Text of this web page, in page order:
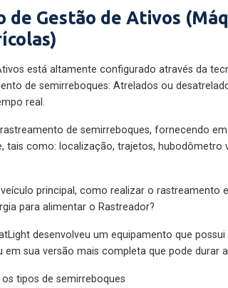
de Gestão de Ativos
está altamente configurado através da
de semirreboques: Atrelados ou
real.
de semirreboques, fornecendo em
como: localização, trajetos, hubodômetro
principal, como realizar o rastreamento e
para alimentar o Rastreador?
desenvolveu um equipamento que possui
em sua versão mais completa que pode durar
tipos de semirreboques